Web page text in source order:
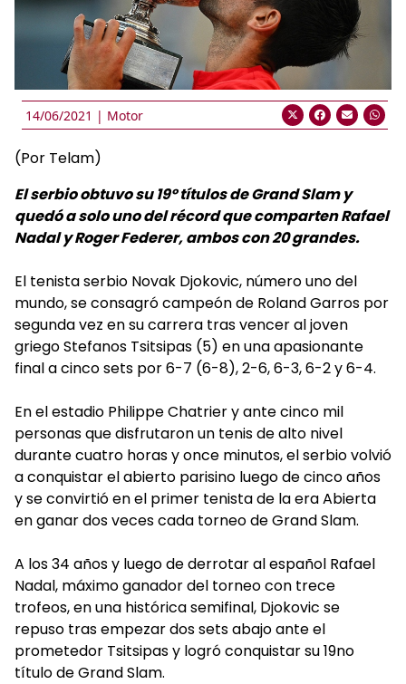
14/06/2021 | Motor
(Por Telam)
El serbio obtuvo su 19º títulos de Grand Slam y
quedó a solo uno del récord que comparten Rafael
Nadal y Roger Federer, ambos con 20 grandes.
El tenista serbio Novak Djokovic, número uno del
mundo, se consagró campeón de Roland Garros por
segunda vez en su carrera tras vencer al joven
griego Stefanos Tsitsipas (5) en una apasionante
final a cinco sets por 6-7 (6-8), 2-6, 6-3, 6-2 y 6-4.
En el estadio Philippe Chatrier y ante cinco mil
personas que disfrutaron un tenis de alto nivel
durante cuatro horas y once minutos, el serbio volvió
a conquistar el abierto parisino luego de cinco años
y se convirtió en el primer tenista de la era Abierta
en ganar dos veces cada torneo de Grand Slam.
A los 34 años y luego de derrotar al español Rafael
Nadal, máximo ganador del torneo con trece
trofeos, en una histórica semifinal, Djokovic se
repuso tras empezar dos sets abajo ante el
prometedor Tsitsipas y logró conquistar su 19no
título de Grand Slam.